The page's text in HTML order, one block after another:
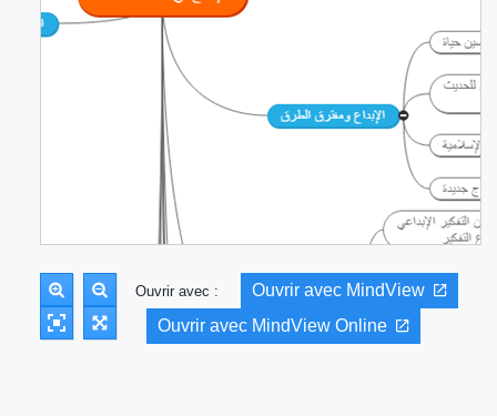
Ouvrir avec :
Ouvrir avec MindView
Ouvrir avec MindView Online